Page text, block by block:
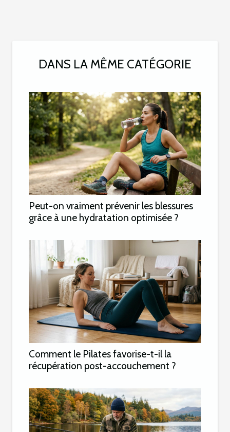
DANS LA MÊME CATÉGORIE
Peut-on vraiment prévenir les blessures
grâce à une hydratation optimisée ?
Comment le Pilates favorise-t-il la
récupération post-accouchement ?